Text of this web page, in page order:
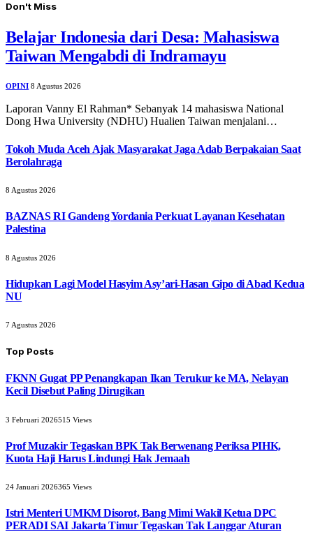
Don't Miss
Belajar Indonesia dari Desa: Mahasiswa
Taiwan Mengabdi di Indramayu
OPINI 8 Agustus 2026
Laporan Vanny El Rahman* Sebanyak 14 mahasiswa National
Dong Hwa University (NDHU) Hualien Taiwan menjalani…
Tokoh Muda Aceh Ajak Masyarakat Jaga Adab Berpakaian Saat
Berolahraga
8 Agustus 2026
BAZNAS RI Gandeng Yordania Perkuat Layanan Kesehatan
Palestina
8 Agustus 2026
Hidupkan Lagi Model Hasyim Asy’ari-Hasan Gipo di Abad Kedua
NU
7 Agustus 2026
Top Posts
FKNN Gugat PP Penangkapan Ikan Terukur ke MA, Nelayan
Kecil Disebut Paling Dirugikan
3 Februari 2026515 Views
Prof Muzakir Tegaskan BPK Tak Berwenang Periksa PIHK,
Kuota Haji Harus Lindungi Hak Jemaah
24 Januari 2026365 Views
Istri Menteri UMKM Disorot, Bang Mimi Wakil Ketua DPC
PERADI SAI Jakarta Timur Tegaskan Tak Langgar Aturan